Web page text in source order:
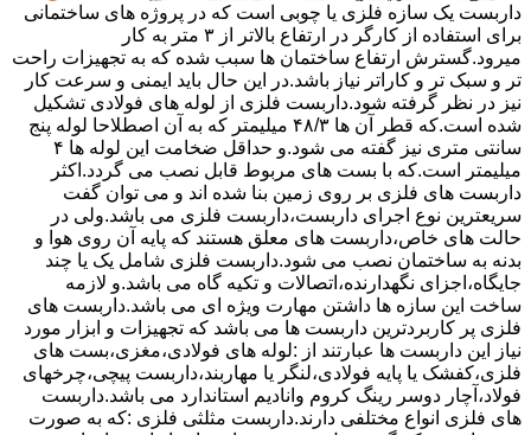
داربست یک سازه فلزی یا چوبی است که در پروژه های ساختمانی
برای استفاده از کارگر در ارتفاع بالاتر از ۳ متر به کار
میرود.گسترش ارتفاع ساختمان ها سبب شده که به تجهیزات راحت
تر و سبک تر و کاراتر نیاز باشد.در این حال باید ایمنی و سرعت کار
نیز در نظر گرفته شود.داربست فلزی از لوله های فولادی تشکیل
شده است.که قطر آن ها ۴۸/۳ میلیمتر که به آن اصطلاحا لوله پنج
سانتی متری نیز گفته می شود.و حداقل ضخامت این لوله ها ۴
میلیمتر است.که با بست های مربوط قابل نصب می گردد.اکثر
داربست های فلزی بر روی زمین بنا شده اند و می توان گفت
سریعترین نوع اجرای داربست،داربست فلزی می باشد.ولی در
حالت های خاص،داربست های معلق هستند که پایه آن روی هوا و
بدنه به ساختمان نصب می شود.داربست فلزی شامل یک یا چند
جایگاه،اجزای نگهدارنده،اتصالات و تکیه گاه می باشد.و لازمه
ساخت این سازه ها داشتن مهارت ویژه ای می باشد.داربست های
فلزی پر کاربردترین داربست ها می باشد که تجهیزات و ابزار مورد
نیاز این داربست ها عبارتند از :لوله های فولادی،مغزی،بست های
فلزی،کفشک یا پایه فولادی،لنگر یا مهاربند،داربست پیچی،چرخهای
فولاد،آچار دوسر رینگ کروم وانادیم استاندارد می باشد.داربست
های فلزی انواع مختلفی دارند.داربست مثلثی فلزی :که به صورت